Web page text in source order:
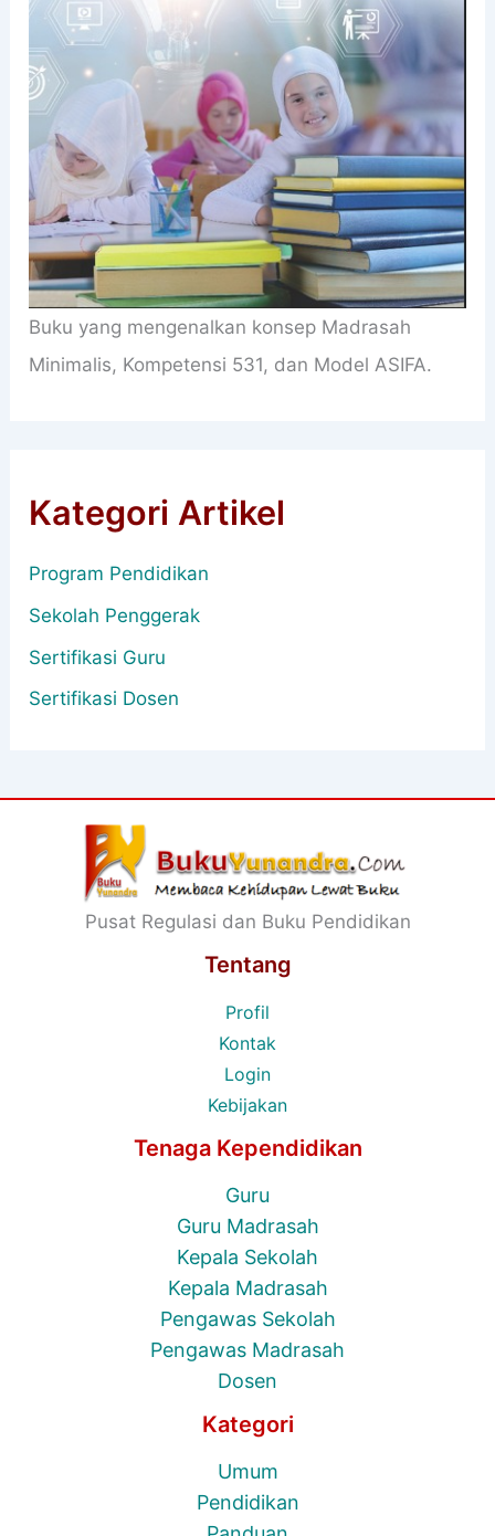
Buku yang mengenalkan konsep Madrasah
Minimalis, Kompetensi 531, dan Model ASIFA.
Kategori Artikel
Program Pendidikan
Sekolah Penggerak
Sertifikasi Guru
Sertifikasi Dosen
Pusat Regulasi dan Buku Pendidikan
Tentang
Profil
Kontak
Login
Kebijakan
Tenaga Kependidikan
Guru
Guru Madrasah
Kepala Sekolah
Kepala Madrasah
Pengawas Sekolah
Pengawas Madrasah
Dosen
Kategori
Umum
Pendidikan